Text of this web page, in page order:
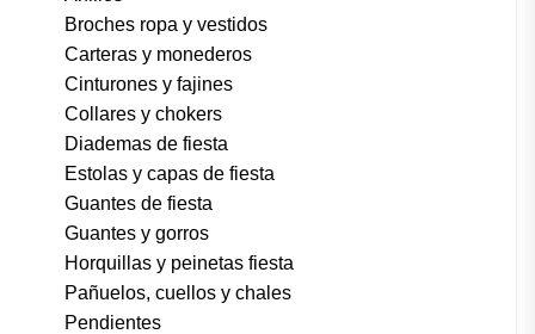
Broches ropa y vestidos
Carteras y monederos
Cinturones y fajines
Collares y chokers
Diademas de fiesta
Estolas y capas de fiesta
Guantes de fiesta
Guantes y gorros
Horquillas y peinetas fiesta
Pañuelos, cuellos y chales
Pendientes